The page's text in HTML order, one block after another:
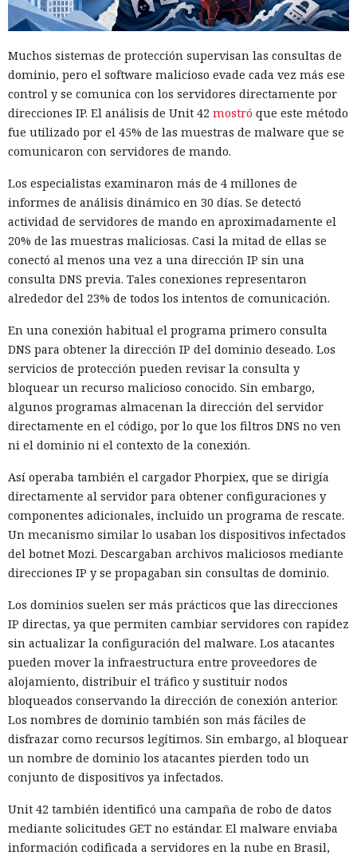
Muchos sistemas de protección supervisan las consultas de
dominio, pero el software malicioso evade cada vez más ese
control y se comunica con los servidores directamente por
direcciones IP. El análisis de Unit 42 mostró que este método
fue utilizado por el 45% de las muestras de malware que se
comunicaron con servidores de mando.
Los especialistas examinaron más de 4 millones de
informes de análisis dinámico en 30 días. Se detectó
actividad de servidores de mando en aproximadamente el
20% de las muestras maliciosas. Casi la mitad de ellas se
conectó al menos una vez a una dirección IP sin una
consulta DNS previa. Tales conexiones representaron
alrededor del 23% de todos los intentos de comunicación.
En una conexión habitual el programa primero consulta
DNS para obtener la dirección IP del dominio deseado. Los
servicios de protección pueden revisar la consulta y
bloquear un recurso malicioso conocido. Sin embargo,
algunos programas almacenan la dirección del servidor
directamente en el código, por lo que los filtros DNS no ven
ni el dominio ni el contexto de la conexión.
Así operaba también el cargador Phorpiex, que se dirigía
directamente al servidor para obtener configuraciones y
componentes adicionales, incluido un programa de rescate.
Un mecanismo similar lo usaban los dispositivos infectados
del botnet Mozi. Descargaban archivos maliciosos mediante
direcciones IP y se propagaban sin consultas de dominio.
Los dominios suelen ser más prácticos que las direcciones
IP directas, ya que permiten cambiar servidores con rapidez
sin actualizar la configuración del malware. Los atacantes
pueden mover la infraestructura entre proveedores de
alojamiento, distribuir el tráfico y sustituir nodos
bloqueados conservando la dirección de conexión anterior.
Los nombres de dominio también son más fáciles de
disfrazar como recursos legítimos. Sin embargo, al bloquear
un nombre de dominio los atacantes pierden todo un
conjunto de dispositivos ya infectados.
Unit 42 también identificó una campaña de robo de datos
mediante solicitudes GET no estándar. El malware enviaba
información codificada a servidores en la nube en Brasil,